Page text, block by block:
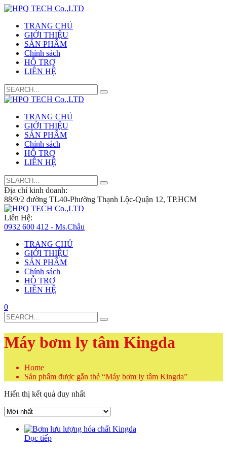
TRANG CHỦ
GIỚI THIỆU
SẢN PHẨM
Chính sách
HỖ TRỢ
LIÊN HỆ
Search
for:
TRANG CHỦ
GIỚI THIỆU
SẢN PHẨM
Chính sách
HỖ TRỢ
LIÊN HỆ
Search
for:
Địa chỉ kinh doanh:
88/9/2 đường TL40-Phường Thạnh Lộc-Quận 12, TP.HCM
Liên Hệ:
0932 600 412 - Ms.Châu
TRANG CHỦ
GIỚI THIỆU
SẢN PHẨM
Chính sách
HỖ TRỢ
LIÊN HỆ
0
Search
for:
Máy bơm ly tâm Kingda
Home
Sản phẩm được gắn thẻ “Máy bơm ly tâm Kingda”
Hiển thị kết quả duy nhất
Đọc tiếp